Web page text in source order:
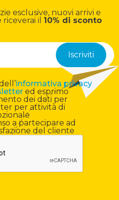
esclusive, nuovi arrivi e
il 10% di sconto
informativa privacy
ed esprimo
dei dati per
per attività di
a partecipare ad
del cliente